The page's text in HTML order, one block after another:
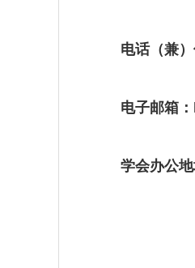
电话（兼）
电子邮箱：
学会办公地